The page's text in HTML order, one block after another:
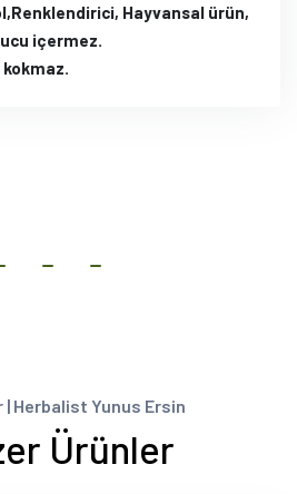
Hayvansal ürün,
içermez.
kokmaz.
| Herbalist Yunus Ersin
Ürünler